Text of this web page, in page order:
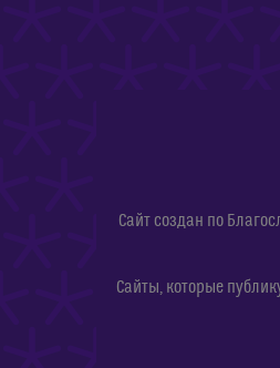
Сайт создан по
Сайты, которые